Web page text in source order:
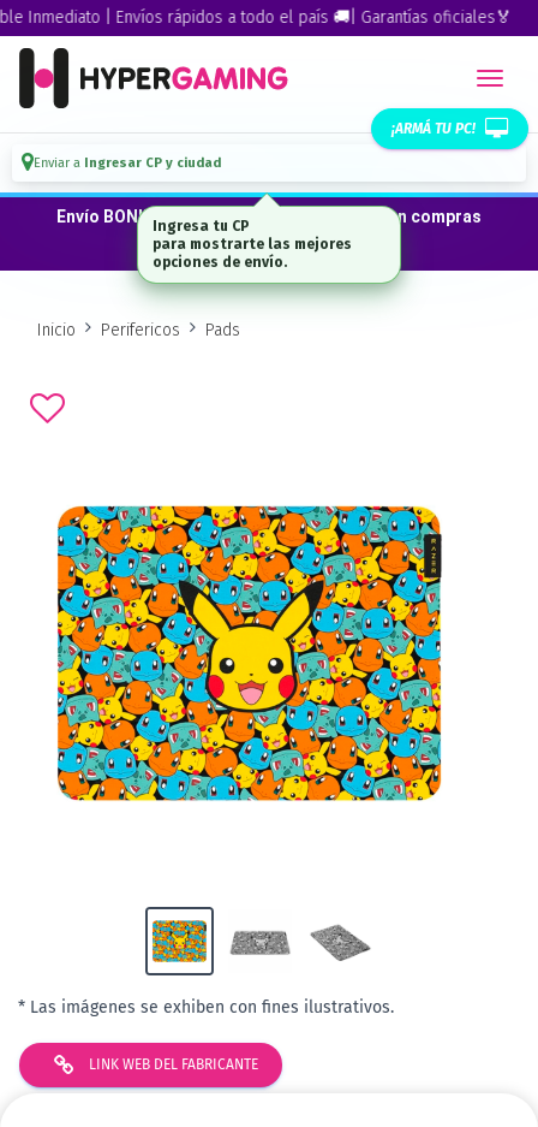
| Envíos rápidos a todo el país 🚚| Garantías oficiales🏅
¡ARMÁ TU PC!
Enviar a Ingresar CP y ciudad
Envío BONIFICADO a CABA · GBA ·La Plata en compras
desde $300.000*
Inicio Perifericos Pads
* Las imágenes se exhiben con fines ilustrativos.
LINK WEB DEL FABRICANTE
Ingresa tu CP
para mostrarte las mejores
opciones de envío.